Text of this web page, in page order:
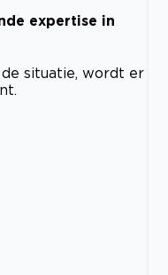
expertise in
situatie, wordt er